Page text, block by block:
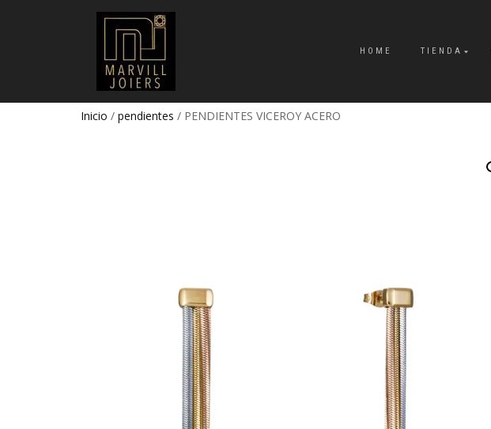
HOME TIENDA
Inicio / pendientes / PENDIENTES VICEROY ACERO